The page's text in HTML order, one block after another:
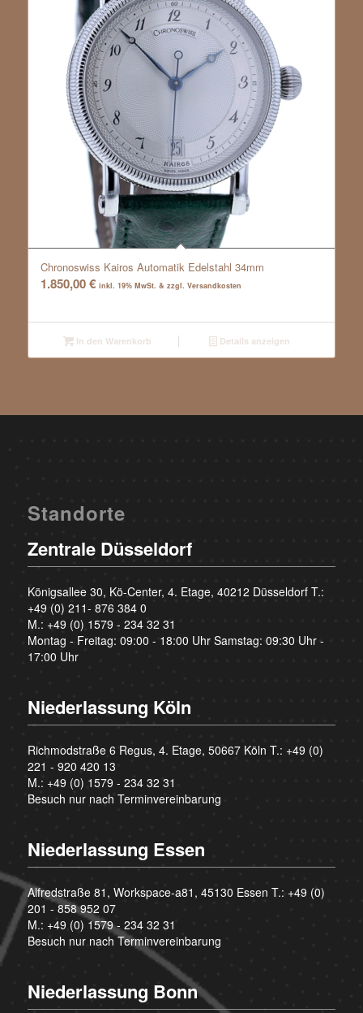
Chronoswiss Kairos Automatik Edelstahl 34mm
1.850,00€ inkl. 19% MwSt. & zzgl. Versandkosten
In den Warenkorb Details anzeigen
Standorte
Zentrale Düsseldorf
Königsallee 30, Kö-Center, 4. Etage, 40212 Düsseldorf T.:
+49 (0) 211- 876 384 0
M.: +49 (0) 1579 - 234 32 31
Montag - Freitag: 09:00 - 18:00 Uhr Samstag: 09:30 Uhr -
17:00 Uhr
Niederlassung Köln
Richmodstraße 6 Regus, 4. Etage, 50667 Köln T.: +49 (0)
221 - 920 420 13
M.: +49 (0) 1579 - 234 32 31
Besuch nur nach Terminvereinbarung
Niederlassung Essen
Alfredstraße 81, Workspace-a81, 45130 Essen T.: +49 (0)
201 - 858 952 07
M.: +49 (0) 1579 - 234 32 31
Besuch nur nach Terminvereinbarung
Niederlassung Bonn